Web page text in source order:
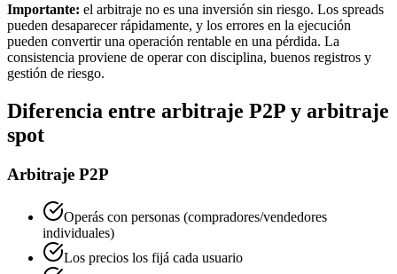
Importante: el arbitraje no es una inversión sin riesgo. Los spreads
pueden desaparecer rápidamente, y los errores en la ejecución
pueden convertir una operación rentable en una pérdida. La
consistencia proviene de operar con disciplina, buenos registros y
gestión de riesgo.
Diferencia entre arbitraje P2P y arbitraje
spot
Arbitraje P2P
Operás con personas (compradores/vendedores
individuales)
Los precios los fijá cada usuario